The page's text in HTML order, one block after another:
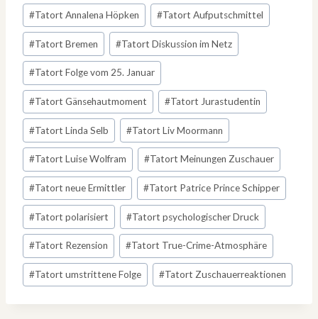
#Tatort Annalena Höpken #Tatort Aufputschmittel
#Tatort Bremen #Tatort Diskussion im Netz
#Tatort Folge vom 25. Januar
#Tatort Gänsehautmoment #Tatort Jurastudentin
#Tatort Linda Selb #Tatort Liv Moormann
#Tatort Luise Wolfram #Tatort Meinungen Zuschauer
#Tatort neue Ermittler #Tatort Patrice Prince Schipper
#Tatort polarisiert #Tatort psychologischer Druck
#Tatort Rezension #Tatort True-Crime-Atmosphäre
#Tatort umstrittene Folge #Tatort Zuschauerreaktionen